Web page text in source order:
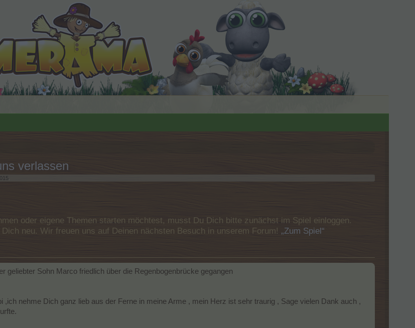
verlassen
oder eigene Themen starten möchtest, musst Du Dich bitte zunächst im Spiel einloggen.
neu. Wir freuen uns auf Deinen nächsten Besuch in unserem Forum! „Zum Spiel“
geliebter Sohn Marco friedlich über die Regenbogenbrücke gegangen
,ich nehme Dich ganz lieb aus der Ferne in meine Arme , mein Herz ist sehr traurig , Sage vielen Dank auch ,